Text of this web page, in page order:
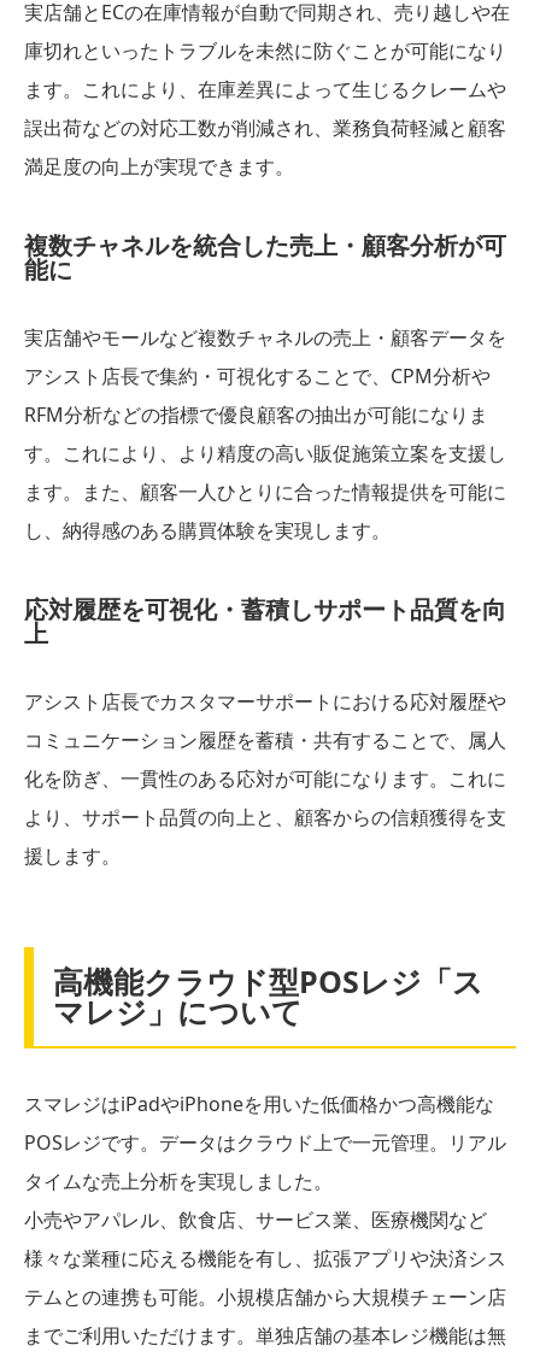
実店舗とECの在庫情報が自動で同期され、売り越しや在
庫切れといったトラブルを未然に防ぐことが可能になり
ます。これにより、在庫差異によって生じるクレームや
誤出荷などの対応工数が削減され、業務負荷軽減と顧客
満足度の向上が実現できます。
複数チャネルを統合した売上・顧客分析が可
能に
実店舗やモールなど複数チャネルの売上・顧客データを
アシスト店長で集約・可視化することで、CPM分析や
RFM分析などの指標で優良顧客の抽出が可能になりま
す。これにより、より精度の高い販促施策立案を支援し
ます。また、顧客一人ひとりに合った情報提供を可能に
し、納得感のある購買体験を実現します。
応対履歴を可視化・蓄積しサポート品質を向
上
アシスト店長でカスタマーサポートにおける応対履歴や
コミュニケーション履歴を蓄積・共有することで、属人
化を防ぎ、一貫性のある応対が可能になります。これに
より、サポート品質の向上と、顧客からの信頼獲得を支
援します。
高機能クラウド型POSレジ「ス
マレジ」について
スマレジはiPadやiPhoneを用いた低価格かつ高機能な
POSレジです。データはクラウド上で一元管理。リアル
タイムな売上分析を実現しました。
小売やアパレル、飲食店、サービス業、医療機関など
様々な業種に応える機能を有し、拡張アプリや決済シス
テムとの連携も可能。小規模店舗から大規模チェーン店
までご利用いただけます。単独店舗の基本レジ機能は無